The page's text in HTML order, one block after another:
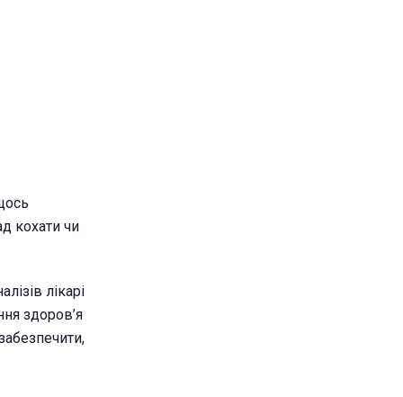
кохати чи
лікарі
здоров’я